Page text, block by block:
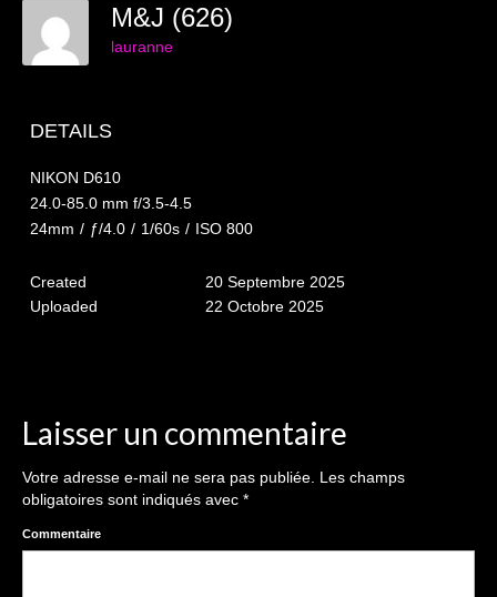
Grossesses
Nouveaux-nés
Enfants
les 8 – 17 ans
Reportages / Nature morte
Galeries Privées
séance du 25.04.26
M&J (626)
lauranne
DETAILS
NIKON D610
24.0-85.0 mm f/3.5-4.5
24mm / ƒ/4.0 / 1/60s / ISO 800
Created
20 Septembre 2025
Uploaded
22 Octobre 2025
Laisser un commentaire
Votre adresse e-mail ne sera pas publiée. Les champs
obligatoires sont indiqués avec *
Commentaire